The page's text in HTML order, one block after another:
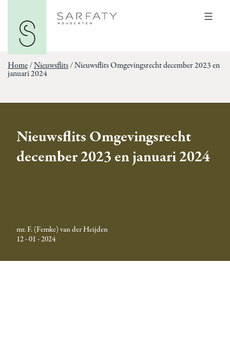
inhoud
Advocaten
Menu
Home/Nieuwsflits/Nieuwsflits Omgevingsrecht december 2023 en
januari 2024
Nieuwsflits Omgevingsrecht
december 2023 en januari 2024
mr. F. (Femke) van der Heijden
12 - 01 - 2024